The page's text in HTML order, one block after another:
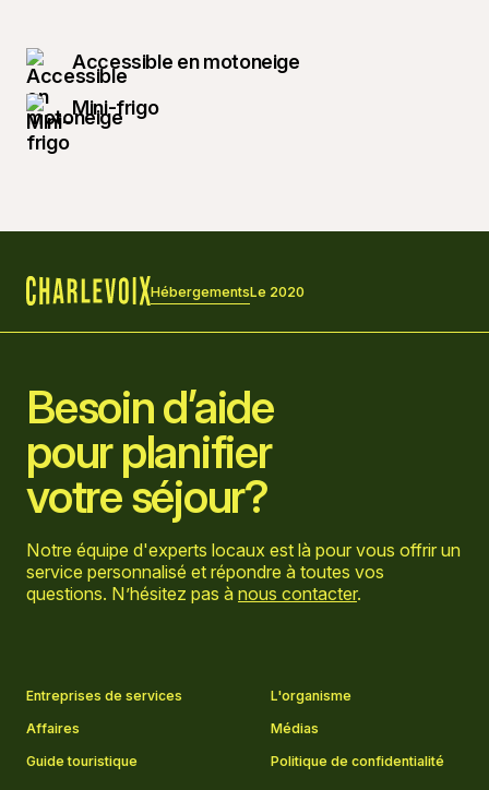
Accessible en motoneige
Mini-frigo
HébergementsLe 2020
Besoin d’aide
pour planifier
votre séjour?
Notre équipe d'experts locaux est là pour vous offrir un
service personnalisé et répondre à toutes vos
questions. N’hésitez pas à nous contacter.
Entreprises de services
L'organisme
Affaires
Médias
Guide touristique
Politique de confidentialité